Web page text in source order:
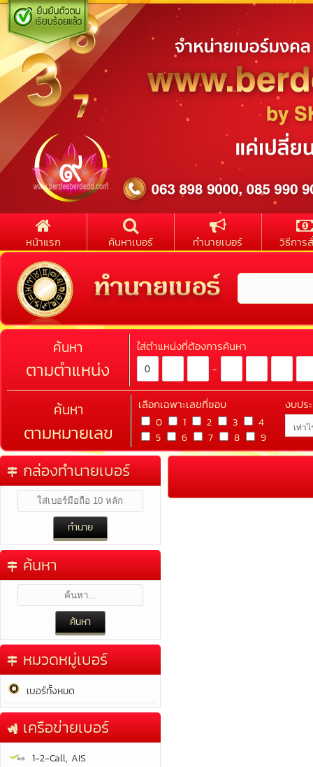
หน้าแรก ค้นหาเบอร์ ทำนายเบอร์ วิธีการ
ค้นหา
ตามตำแหน่ง
ใส่ตำแหน่งที่ต้องการค้นหา
-
ค้นหา
ตามหมายเลข
เลือกเฉพาะเลขที่ชอบ
0 1 2 3
4
5
6 7 8 9
งบปร
กล่องทำนายเบอร์
ค้นหา
หมวดหมู่เบอร์
เบอร์ทั้งหมด
เครือข่ายเบอร์
1-2-Call, AIS